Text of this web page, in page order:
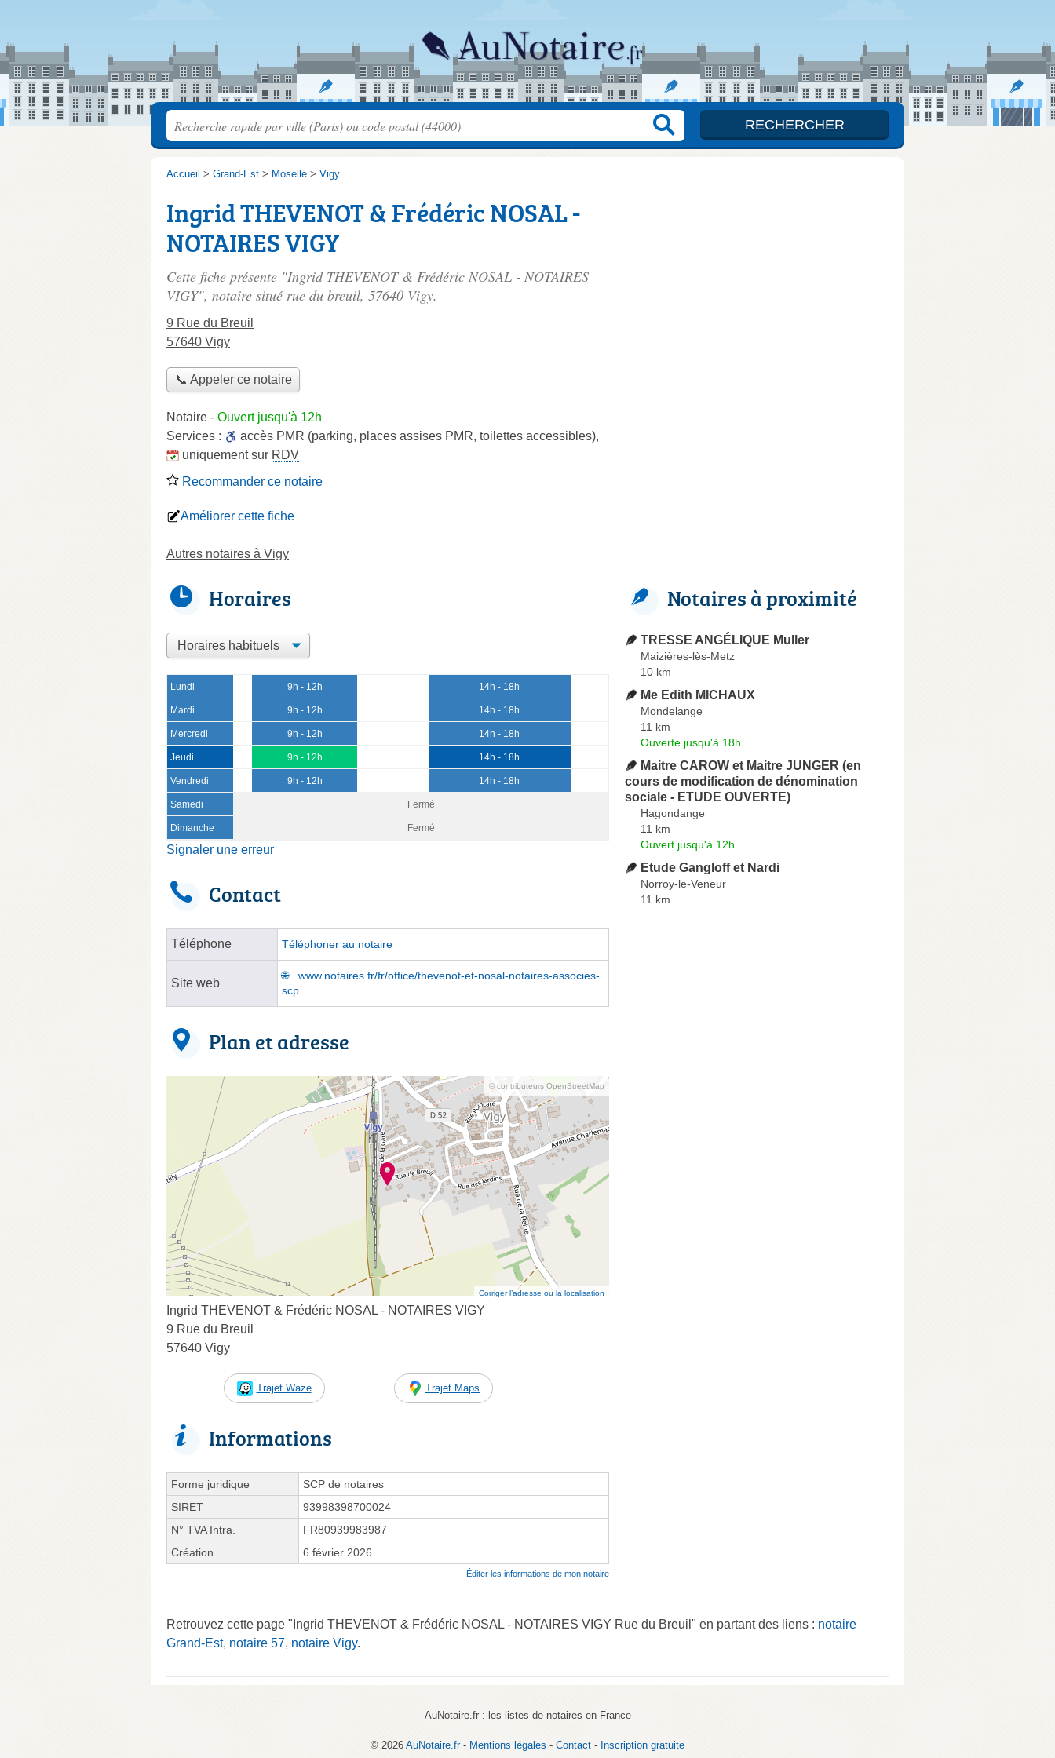
Accueil > Grand-Est > Moselle > Vigy
Ingrid THEVENOT & Frédéric NOSAL -
NOTAIRES VIGY
Cette fiche présente "Ingrid THEVENOT & Frédéric NOSAL - NOTAIRES
VIGY", notaire situé rue du breuil, 57640 Vigy.
9 Rue du Breuil
57640 Vigy
📞 Appeler ce notaire
Notaire - Ouvert jusqu'à 12h
Services :
accès PMR (parking, places assises PMR, toilettes accessibles),
uniquement sur RDV
Recommander ce notaire
Améliorer cette fiche
Autres notaires à Vigy
Horaires
Lundi 9h - 12h 14h - 18h
Mardi 9h - 12h 14h - 18h
Mercredi 9h - 12h 14h - 18h
Jeudi 9h - 12h 14h - 18h
Vendredi 9h - 12h 14h - 18h
Samedi Fermé
Dimanche Fermé
Signaler une erreur
Contact
Téléphone Téléphoner au notaire
Site web
www.notaires.fr/fr/office/thevenot-et-nosal-notaires-associes-
scp
Plan et adresse
© contributeurs OpenStreetMap
Corriger l’adresse ou la localisation
Ingrid THEVENOT & Frédéric NOSAL - NOTAIRES VIGY
9 Rue du Breuil
57640 Vigy
Trajet Waze Trajet Maps
Informations
Forme juridique
SCP de notaires
SIRET
93998398700024
N° TVA Intra.
FR80939983987
Création
6 février 2026
Éditer les informations de mon notaire
Notaires à proximité
TRESSE ANGÉLIQUE Muller
Maizières-lès-Metz
10 km
Me Edith MICHAUX
Mondelange
11 km
Ouverte jusqu'à 18h
Maitre CAROW et Maitre JUNGER (en
cours de modification de dénomination
sociale - ETUDE OUVERTE)
Hagondange
11 km
Ouvert jusqu'à 12h
Etude Gangloff et Nardi
Norroy-le-Veneur
11 km
Retrouvez cette page "Ingrid THEVENOT & Frédéric NOSAL - NOTAIRES VIGY Rue du Breuil" en partant des liens : notaire
Grand-Est, notaire 57, notaire Vigy.
AuNotaire.fr : les listes de notaires en France
© 2026 AuNotaire.fr - Mentions légales - Contact - Inscription gratuite